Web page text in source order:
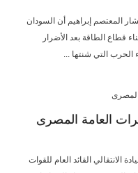
المعتصم إبراهيم أن السودان
قطاع الطاقة بعد الأضرار
الحرب التي شنتها ...
العامة المصرى
الانتقالي القائد العام للقوات